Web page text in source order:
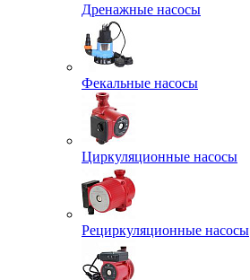
Дренажные насосы
Фекальные насосы
Циркуляционные насосы
Рециркуляционные насосы